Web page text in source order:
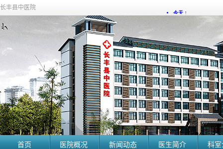
长丰县中医院
首页 医院概况 新闻动态 医生简介 科